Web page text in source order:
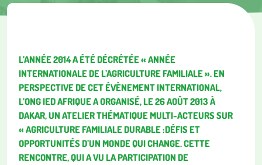
L’ANNÉE 2014 A ÉTÉ DÉCRÉTÉE « ANNÉE
INTERNATIONALE DE L’AGRICULTURE FAMILIALE ». EN
PERSPECTIVE DE CET ÉVÈNEMENT INTERNATIONAL,
L’ONG IED AFRIQUE A ORGANISÉ, LE 26 AOÛT 2013 À
DAKAR, UN ATELIER THÉMATIQUE MULTI-ACTEURS SUR
« AGRICULTURE FAMILIALE DURABLE :DÉFIS ET
OPPORTUNITÉS D’UN MONDE QUI CHANGE. CETTE
RENCONTRE, QUI A VU LA PARTICIPATION DE